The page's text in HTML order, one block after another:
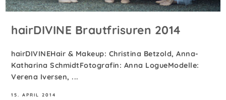
hairDIVINE Brautfrisuren 2014
hairDIVINEHair & Makeup: Christina Betzold, Anna-
Katharina SchmidtFotografin: Anna LogueModelle:
Verena Iversen, ...
15. APRIL 2014